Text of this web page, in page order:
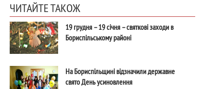
ЧИТАЙТЕ ТАКОЖ
19 грудня – 19 січня – святкові заходи в
Бориспільському районі
На Бориспільщині відзначили державне
свято День усиновлення